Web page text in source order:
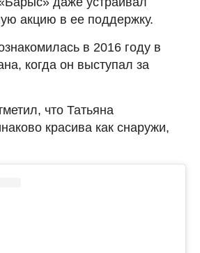
акцию в ее поддержку.
в 2016 году в
когда он выступал за
что Татьяна
красива как снаружи,